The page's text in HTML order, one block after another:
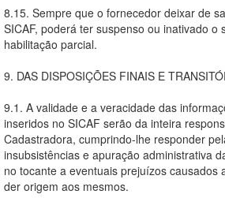
8.15. Sempre que o fornecedor deixar de
SICAF, poderá ter suspenso ou inativado o
habilitação parcial.
9. DAS DISPOSIÇÕES FINAIS E
9.1. A validade e a veracidade das
inseridos no SICAF serão da inteira
Cadastradora, cumprindo-lhe responder
insubsistências e apuração administrativa
no tocante a eventuais prejuízos causados
der origem aos mesmos.